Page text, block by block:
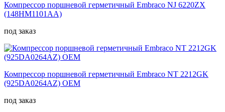
Компрессор поршневой герметичный Embraco NJ 6220ZX
(148HM1101AA)
под заказ
Компрессор поршневой герметичный Embraco NT 2212GK
(925DA0264AZ) OEM
под заказ